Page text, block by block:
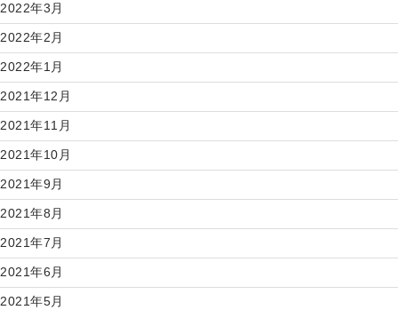
2022年3月
2022年2月
2022年1月
2021年12月
2021年11月
2021年10月
2021年9月
2021年8月
2021年7月
2021年6月
2021年5月